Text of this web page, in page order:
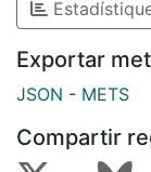
Exportar
JSON - METS
Compartir